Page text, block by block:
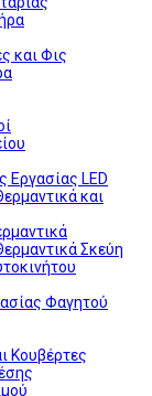
και Φις
Εργασίας LED
και
Σκεύη
Φαγητού
Κουβέρτες